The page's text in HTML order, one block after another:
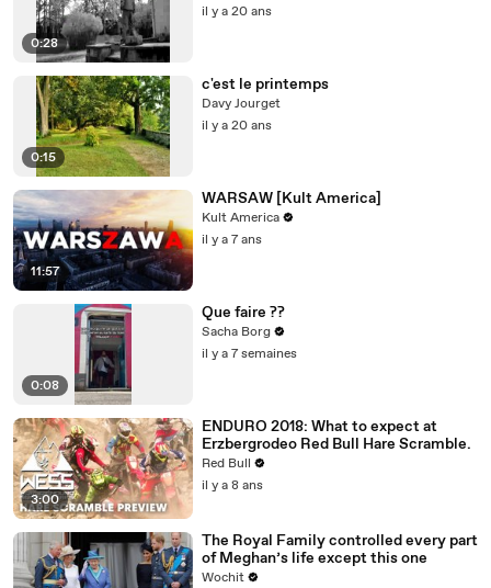
0:28
il y a 20 ans
0:15
c'est le printemps
Davy Jourget
il y a 20 ans
11:57
WARSAW [Kult America]
Kult America
il y a 7 ans
0:08
Que faire ??
Sacha Borg
il y a 7 semaines
3:00
ENDURO 2018: What to expect at
Erzbergrodeo Red Bull Hare Scramble.
Red Bull
il y a 8 ans
The Royal Family controlled every part
of Meghan’s life except this one
Wochit